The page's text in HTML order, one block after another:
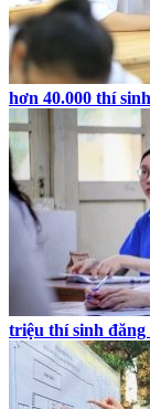
hơn 40.000 thí
triệu thí sinh